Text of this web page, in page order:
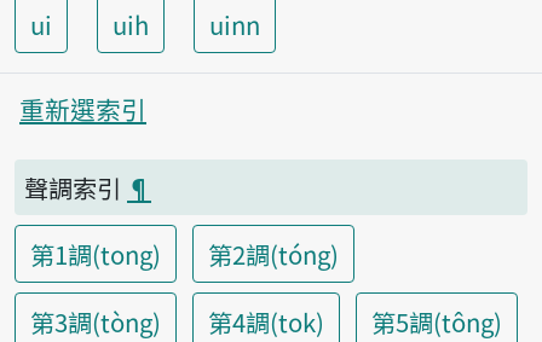
ui uih uinn
重新選索引
聲調索引 ¶
第1調(tong)
第2調(tóng)
第3調(tòng)
第4調(tok)
第5調(tông)